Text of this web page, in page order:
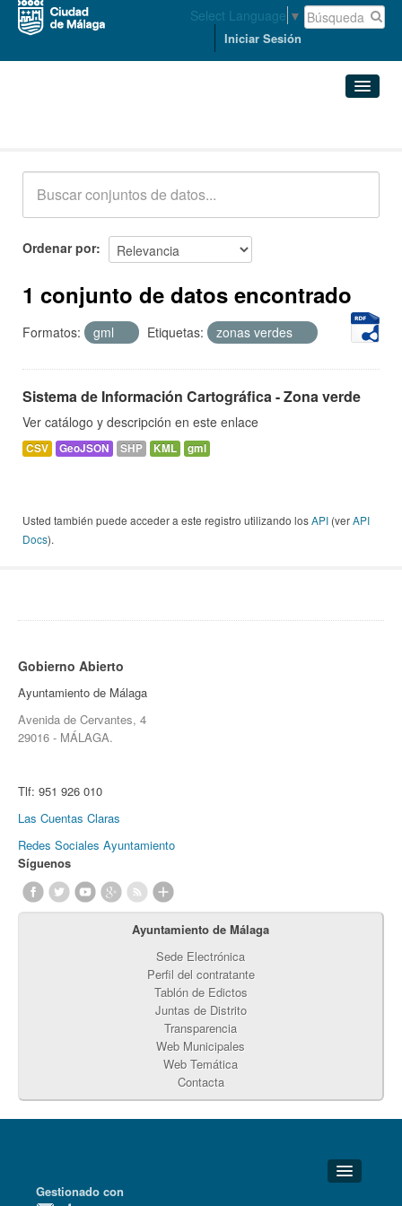
Select Language ▼
Iniciar Sesión
Acerca de
Ordenar por
1 conjunto de datos encontrado
Formatos: gml Etiquetas: zonas verdes
Sistema de Información Cartográfica - Zona verde
Ver catálogo y descripción en este enlace
CSV GeoJSON SHP KML gml
Usted también puede acceder a este registro utilizando losAPI (verAPI
Docs).
Gobierno Abierto
Ayuntamiento de Málaga
Avenida de Cervantes, 4
29016 - MÁLAGA.
Tlf: 951 926 010
Las Cuentas Claras
Redes Sociales Ayuntamiento
Síguenos
Ayuntamiento de Málaga
Sede Electrónica
Perfil del contratante
Tablón de Edictos
Juntas de Distrito
Transparencia
Web Municipales
Web Temática
Contacta
Gestionado con